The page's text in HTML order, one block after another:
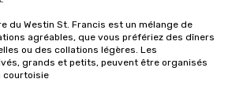
du Westin St. Francis est un mélange de
agréables, que vous préfériez des dîners
ou des collations légères. Les
grands et petits, peuvent être organisés
courtoisie